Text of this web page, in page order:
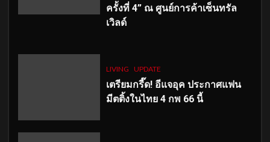
ครั้งที่ 4” ณ ศูนย์การค้าเซ็นทรัล
เวิลด์
LIVING UPDATE
เตรียมกรี๊ด! อีแจอุค ประกาศแฟน
มีตติ้งในไทย 4 กพ 66 นี้